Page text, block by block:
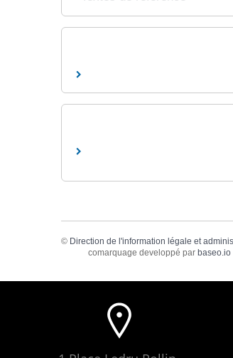
© Direction de l'information légale et
comarquage developpé par baseo.io